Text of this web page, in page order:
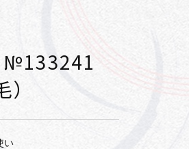
№133241
い